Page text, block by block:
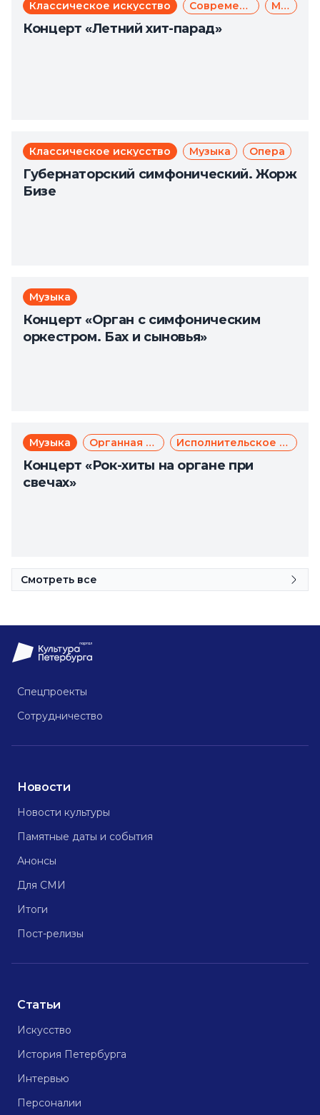
Классическое искусство Современное искусство Музыка
Концерт «Летний хит-парад»
Классическое искусство Музыка Опера
Губернаторский симфонический. Жорж
Бизе
Музыка
Концерт «Орган с симфоническим
оркестром. Бах и сыновья»
Музыка Органная музыка Исполнительское искусство
Концерт «Рок-хиты на органе при
свечах»
Смотреть все
Спецпроекты
Сотрудничество
Новости
Новости культуры
Памятные даты и события
Анонсы
Для СМИ
Итоги
Пост-релизы
Статьи
Искусство
История Петербурга
Интервью
Персоналии